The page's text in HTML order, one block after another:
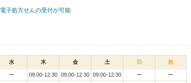
電子処方せんの受付が可能
水 木 金 土 日 祝
ー 09:00-12:30 09:00-12:30 09:00-12:30 ー
ー